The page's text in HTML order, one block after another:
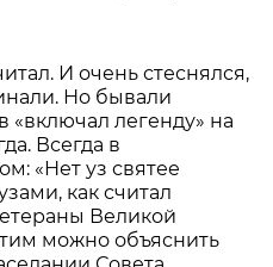
И очень стеснялся,
Но бывали
«включал легенду» на
Всегда в
«Нет уз святее
как считал
Великой
можно объяснить